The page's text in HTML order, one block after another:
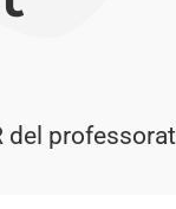
del professorat